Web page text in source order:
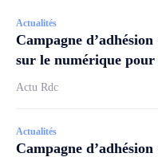
Actualités
Campagne
sur le numérique
Actu Rdc
Actualités
Campagne